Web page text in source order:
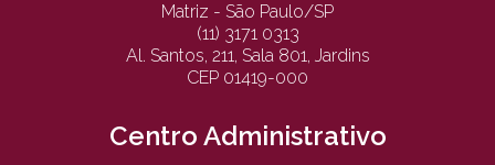
Matriz - São Paulo/SP
(11) 3171 0313
Al. Santos, 211, Sala 801, Jardins
CEP 01419-000
Centro Administrativo